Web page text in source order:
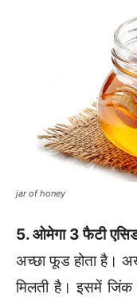
jar of honey
5. ओमेगा 3 फैटी
अच्छा फूड होता है।
मिलती है। इसमें जिंक